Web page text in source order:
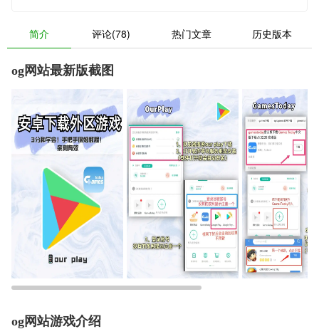
简介 评论(78) 热门文章 历史版本
og网站最新版截图
og网站游戏介绍